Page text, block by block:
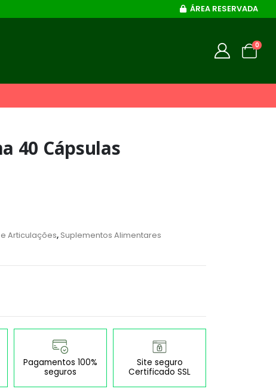
ÁREA RESERVADA
0
40 Cápsulas
Articulações, Suplementos Alimentares
Pagamentos 100%
seguros
Site seguro
Certificado SSL